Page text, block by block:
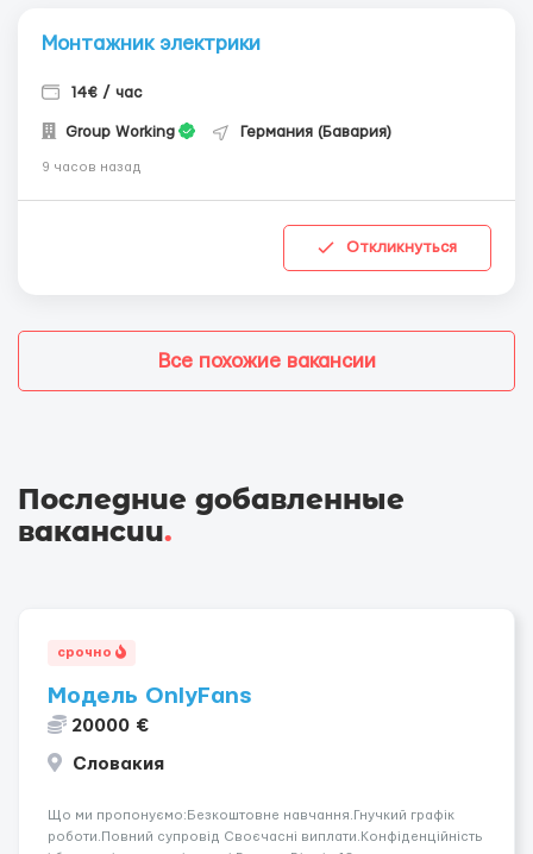
Монтажник электрики
14€ / час
Group Working Германия (Бавария)
9 часов назад
Откликнуться
Все похожие вакансии
Последние добавленные
вакансии.
срочно
Модель OnlyFans
20000 €
Словакия
Що ми пропонуємо:Безкоштовне навчання.Гнучкий графік
роботи.Повний супровід Своєчасні виплати.Конфіденційність